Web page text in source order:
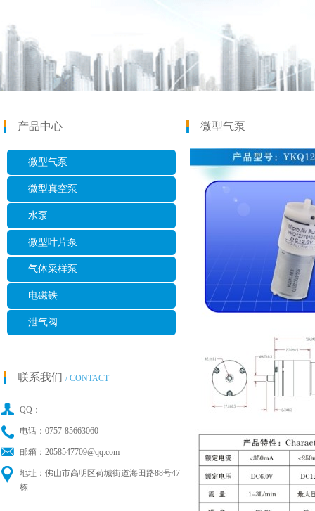
产品中心
微型气泵
微型真空泵
水泵
微型叶片泵
气体采样泵
电磁铁
泄气阀
联系我们 / CONTACT
QQ：
电话：0757-85663060
邮箱：2058547709@qq.com
地址：佛山市高明区荷城街道海田路88号47
栋
微型气泵